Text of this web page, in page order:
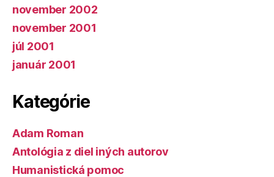
november 2002
november 2001
júl 2001
január 2001
Kategórie
Adam Roman
Antológia z diel iných autorov
Humanistická pomoc